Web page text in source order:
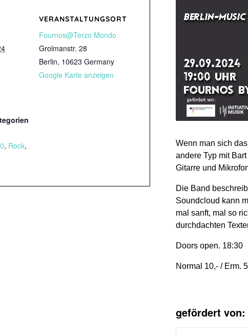
Wenn man sich
andere Typ mit
Gitarre und
Die Band
Soundcloud kann
mal sanft, mal so
durchdachten
Doors open. 18:30
Normal 10,- / Erm.
gefördert von:
, Rock,
VERANSTALTUNGSORT
Fournos@Terzo Mondo
Grolmanstr. 28
Berlin, 10623 Germany
Google Karte anzeigen